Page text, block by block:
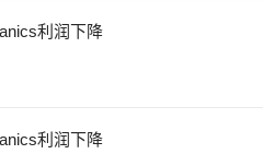
利润下降
利润下降